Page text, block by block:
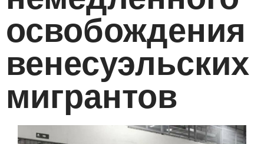
освобождения
венесуэльских
мигрантов